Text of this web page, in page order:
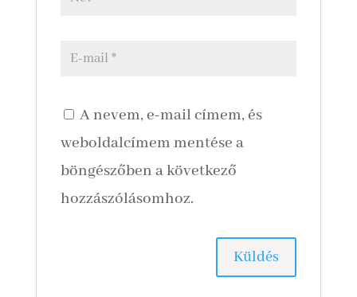
A nevem, e-mail címem, és
weboldalcímem mentése a
böngészőben a következő
hozzászólásomhoz.